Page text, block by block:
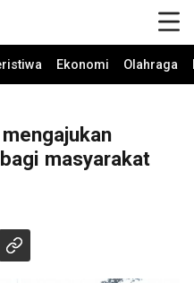
Ekonomi Olahraga
masyarakat